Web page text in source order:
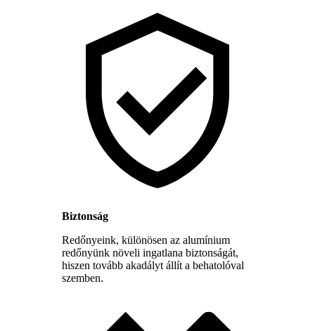
Biztonság
Redőnyeink, különösen az alumínium
redőnyünk növeli ingatlana biztonságát,
hiszen tovább akadályt állít a behatolóval
szemben.